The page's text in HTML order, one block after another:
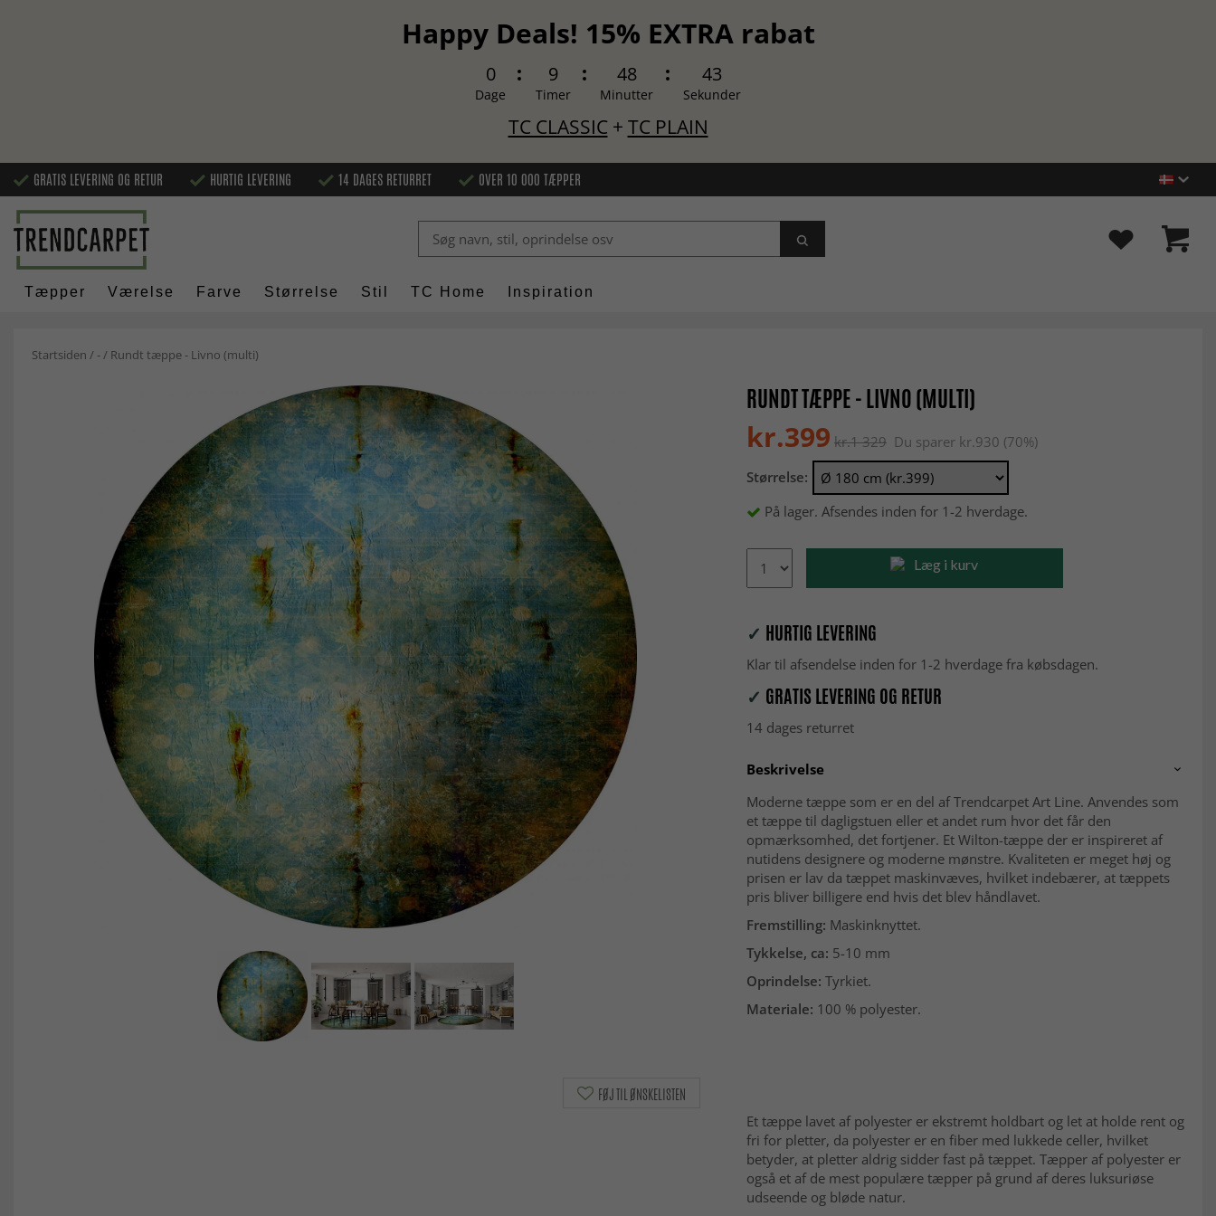
Happy Deals! 15% EXTRA rabat
0
Dage
9
Timer
48
Minutter
42
Sekunder
TC CLASSIC+ TC PLAIN
GRATIS LEVERING OG RETUR HURTIG LEVERING 14 DAGES RETURRET OVER 10 000 TÆPPER
Tæpper Værelse Farve Størrelse Stil TC Home Inspiration
Startsiden /-/ Rundt tæppe - Livno (multi)
RUNDT TÆPPE - LIVNO (MULTI)
kr.399 kr.1 329Du sparer kr.930 (70%)
Størrelse:
På lager. Afsendes inden for 1-2 hverdage.
Læg i kurv
✓ HURTIG LEVERING
Klar til afsendelse inden for 1-2 hverdage fra købsdagen.
✓ GRATIS LEVERING OG RETUR
14 dages returret
Beskrivelse
Moderne tæppe som er en del af Trendcarpet Art Line. Anvendes som
et tæppe til dagligstuen eller et andet rum hvor det får den
opmærksomhed, det fortjener. Et Wilton-tæppe der er inspireret af
nutidens designere og moderne mønstre. Kvaliteten er meget høj og
prisen er lav da tæppet maskinvæves, hvilket indebærer, at tæppets
pris bliver billigere end hvis det blev håndlavet.
Fremstilling: Maskinknyttet.
Tykkelse, ca: 5-10 mm
Oprindelse: Tyrkiet.
Materiale: 100 % polyester.
Et tæppe lavet af polyester er ekstremt holdbart og let at holde rent og
fri for pletter, da polyester er en fiber med lukkede celler, hvilket
betyder, at pletter aldrig sidder fast på tæppet. Tæpper af polyester er
også et af de mest populære tæpper på grund af deres luksuriøse
udseende og bløde natur.
FØJ TIL ØNSKELISTEN